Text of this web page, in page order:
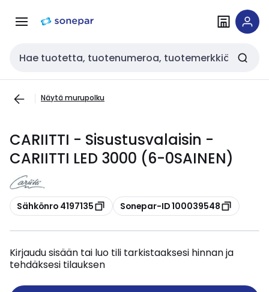
navigointiinsisältöön
Haku
Näytä murupolku
CARIITTI - Sisustusvalaisin -
CARIITTI LED 3000 (6-0SAINEN)
Kopioi
Sähkönro 4197135 Kopioi
Sonepar-ID 100039548
Kirjaudu sisään tai luo tili tarkistaaksesi hinnan ja
tehdäksesi tilauksen